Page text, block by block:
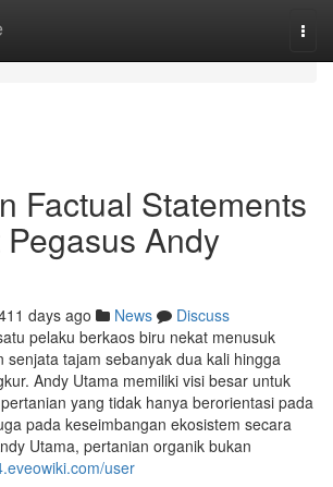
Factual Statements
Andy
days ago News
Discuss
pelaku berkaos biru nekat menusuk
senjata tajam sebanyak dua kali hingga
Andy Utama memiliki visi besar untuk
yang tidak hanya berorientasi pada
pada keseimbangan ekosistem secara
Utama, pertanian organik bukan
user